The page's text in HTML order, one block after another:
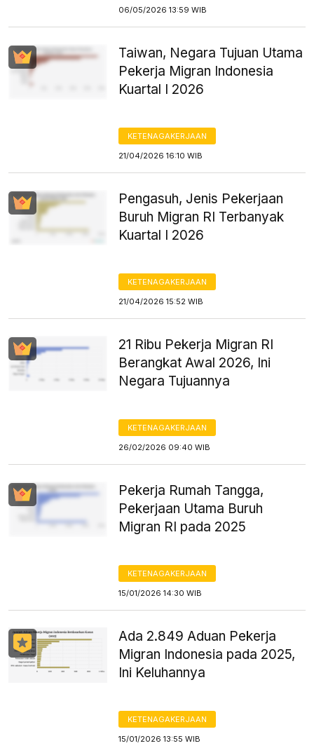
06/05/2026 13:59 WIB
Taiwan, Negara Tujuan Utama
Pekerja Migran Indonesia
Kuartal I 2026
KETENAGAKERJAAN
21/04/2026 16:10 WIB
Pengasuh, Jenis Pekerjaan
Buruh Migran RI Terbanyak
Kuartal I 2026
KETENAGAKERJAAN
21/04/2026 15:52 WIB
21 Ribu Pekerja Migran RI
Berangkat Awal 2026, Ini
Negara Tujuannya
KETENAGAKERJAAN
26/02/2026 09:40 WIB
Pekerja Rumah Tangga,
Pekerjaan Utama Buruh
Migran RI pada 2025
KETENAGAKERJAAN
15/01/2026 14:30 WIB
Ada 2.849 Aduan Pekerja
Migran Indonesia pada 2025,
Ini Keluhannya
KETENAGAKERJAAN
15/01/2026 13:55 WIB